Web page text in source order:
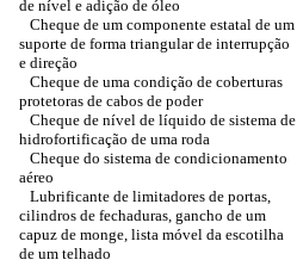
de nível e adição de óleo
Cheque de um componente estatal de um
suporte de forma triangular de interrupção
e direção
Cheque de uma condição de coberturas
protetoras de cabos de poder
Cheque de nível de líquido de sistema de
hidrofortificação de uma roda
Cheque do sistema de condicionamento
aéreo
Lubrificante de limitadores de portas,
cilindros de fechaduras, gancho de um
capuz de monge, lista móvel da escotilha
de um telhado